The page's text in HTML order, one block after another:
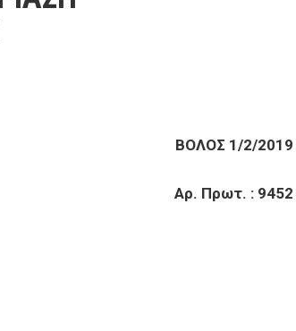
ΒΟΛΟΣ 1/2/2019
Αρ. Πρωτ. : 9452